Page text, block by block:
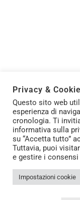
16 Novembre
Divulgazione
Anche
Futuro
diffusione
nel 1987 da
organizzata da
Privacy &
Questo sito web
esperienza di
cronologia. Ti
informativa sulla
su “Accetta tutto”
Tuttavia, puoi
e gestire i
Impostazioni cookie